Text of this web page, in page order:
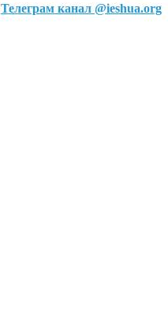
Телеграм канал @ieshua.org